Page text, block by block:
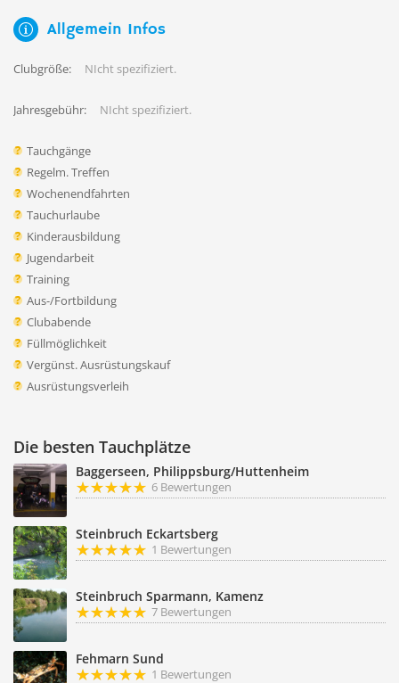
Allgemein Infos
Clubgröße: NIcht spezifiziert.
Jahresgebühr: NIcht spezifiziert.
Tauchgänge
Regelm. Treffen
Wochenendfahrten
Tauchurlaube
Kinderausbildung
Jugendarbeit
Training
Aus-/Fortbildung
Clubabende
Füllmöglichkeit
Vergünst. Ausrüstungskauf
Ausrüstungsverleih
Die besten Tauchplätze
Baggerseen, Philippsburg/Huttenheim
6 Bewertungen
Steinbruch Eckartsberg
1 Bewertungen
Steinbruch Sparmann, Kamenz
7 Bewertungen
Fehmarn Sund
1 Bewertungen